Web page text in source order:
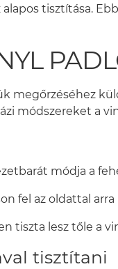
tisztítása.
módszereket a
módja a
fel az oldattal
tiszta lesz tőle a
tisztítani